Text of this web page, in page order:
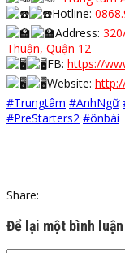
Hotline:
Address:
Thuận, Quận 12
FB: https://
Website:
#Trungtâm #AnhNgữ
#PreStarters2 #ônbài
Share:
Để lại một bình luận